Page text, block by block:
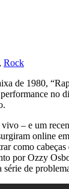
, Rock
de 1980,
no
– e um
online
como
por Ozzy
de